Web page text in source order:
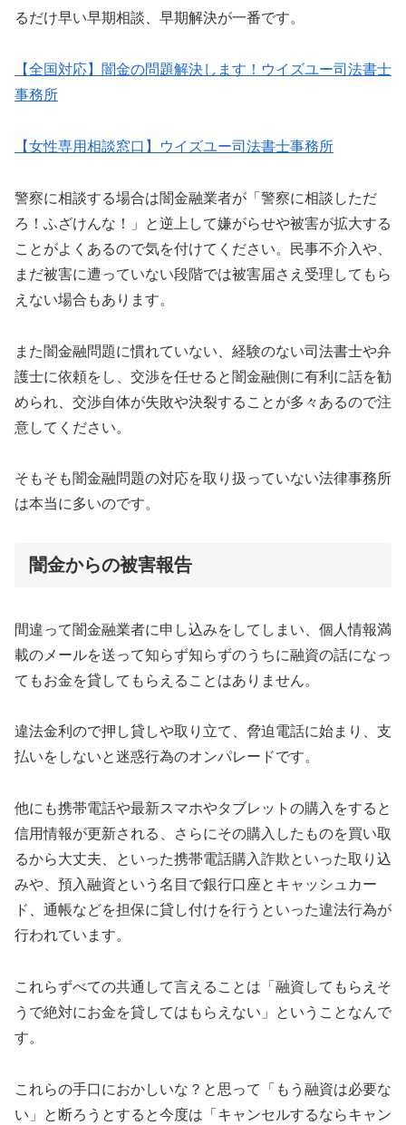
るだけ早い早期相談、早期解決が一番です。
【全国対応】闇金の問題解決します！ウイズユー司法書士
事務所
【女性専用相談窓口】ウイズユー司法書士事務所
警察に相談する場合は闇金融業者が「警察に相談しただ
ろ！ふざけんな！」と逆上して嫌がらせや被害が拡大する
ことがよくあるので気を付けてください。民事不介入や、
まだ被害に遭っていない段階では被害届さえ受理してもら
えない場合もあります。
また闇金融問題に慣れていない、経験のない司法書士や弁
護士に依頼をし、交渉を任せると闇金融側に有利に話を勧
められ、交渉自体が失敗や決裂することが多々あるので注
意してください。
そもそも闇金融問題の対応を取り扱っていない法律事務所
は本当に多いのです。
闇金からの被害報告
間違って闇金融業者に申し込みをしてしまい、個人情報満
載のメールを送って知らず知らずのうちに融資の話になっ
てもお金を貸してもらえることはありません。
違法金利ので押し貸しや取り立て、脅迫電話に始まり、支
払いをしないと迷惑行為のオンパレードです。
他にも携帯電話や最新スマホやタブレットの購入をすると
信用情報が更新される、さらにその購入したものを買い取
るから大丈夫、といった携帯電話購入詐欺といった取り込
みや、預入融資という名目で銀行口座とキャッシュカー
ド、通帳などを担保に貸し付けを行うといった違法行為が
行われています。
これらずべての共通して言えることは「融資してもらえそ
うで絶対にお金を貸してはもらえない」ということなんで
す。
これらの手口におかしいな？と思って「もう融資は必要な
い」と断ろうとすると今度は「キャンセルするならキャン